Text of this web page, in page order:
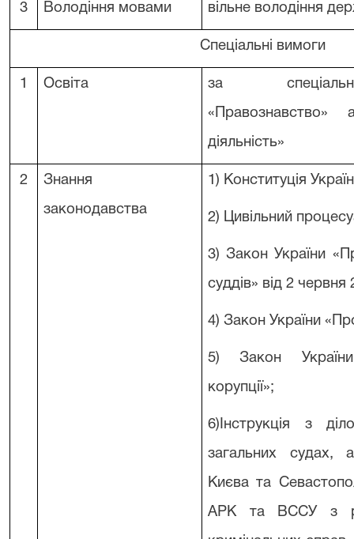
3 Володіння мовами вільне володіння
Спеціальні вимоги
1 Освіта за
«Правознавство»
діяльність»
2 Знання
законодавства
1) Конституція
2) Цивільний
3) Закон України
суддів» від 2
4) Закон України
5) Закон
корупції»;
6)Інструкція з
загальних судах,
Києва та
АРК та ВССУ з